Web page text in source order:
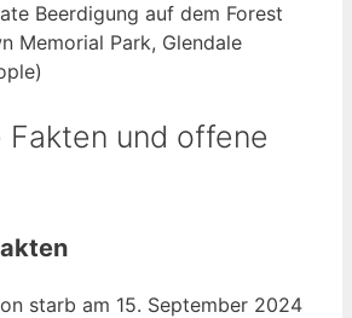
Beerdigung auf dem Forest
Memorial Park, Glendale
und offene
starb am 15. September 2024